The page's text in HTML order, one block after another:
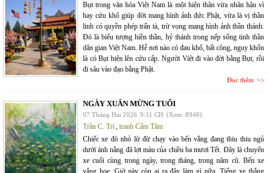
Bụt trong văn hóa Việt Nam là một hiện thân vừa nhân hậu vì
hay cứu khổ giúp đời mang hình ảnh đức Phật, vừa là vị thần
linh có quyền phép trấn tà, trừ vọng mang hình ảnh thần thánh.
Đó là biểu tượng hiền thần, hỷ thánh trong nếp sống tinh thần
dân gian Việt Nam. Hễ nơi nào có đau khổ, bất công, nguy khốn
là có Bụt hiện lên cứu cấp. Người Việt đi vào đời bằng Bụt, rồi
đi sâu vào đạo bằng Phật.
Đọc thêm
NGÀY XUÂN MỪNG TUỔI
07 Tháng Hai 2026 9:31 CH (Xem: 8946)
Trần C. Trí, tranh Cẩm Tâm
Chiếc xe đò nhỏ lừ đừ chạy vào bến vắng đang thiu thiu ngủ
dưới ánh nắng đã lợt màu của chiều ba mươi Tết. Đây là chuyến
xe cuối cùng trong ngày, trong tháng, trong năm cũ. Bến xe